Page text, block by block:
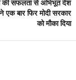
की सफलता से अभिभूत देश
एक बार फिर मोदी सरकार
को मौका दिया